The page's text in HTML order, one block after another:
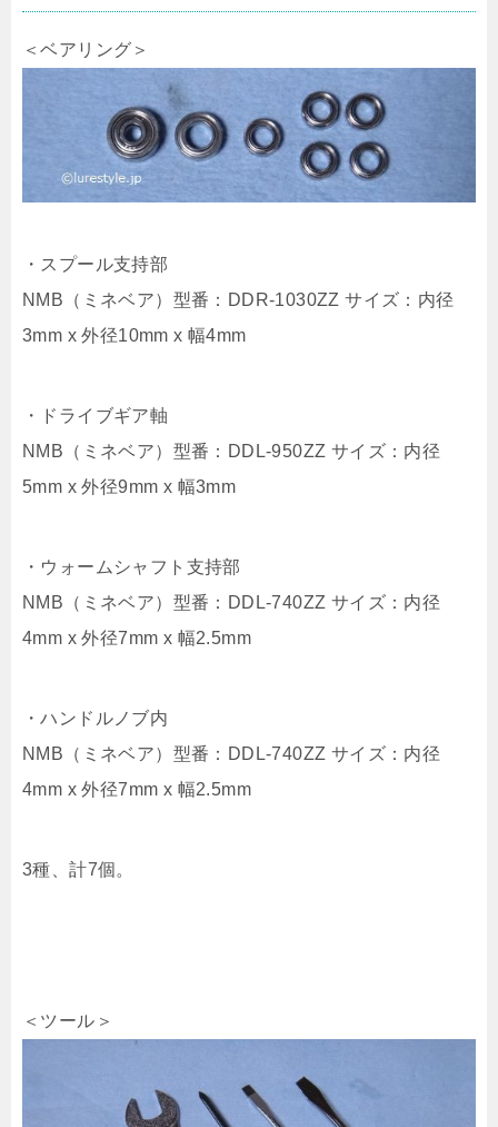
＜ベアリング＞
・スプール支持部
NMB（ミネベア）型番：DDR-1030ZZ サイズ：内径
3mm x 外径10mm x 幅4mm
・ドライブギア軸
NMB（ミネベア）型番：DDL-950ZZ サイズ：内径
5mm x 外径9mm x 幅3mm
・ウォームシャフト支持部
NMB（ミネベア）型番：DDL-740ZZ サイズ：内径
4mm x 外径7mm x 幅2.5mm
・ハンドルノブ内
NMB（ミネベア）型番：DDL-740ZZ サイズ：内径
4mm x 外径7mm x 幅2.5mm
3種、計7個。
＜ツール＞